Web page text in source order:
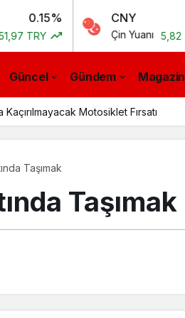
CNY 0.19%
Çin Yuanı 5,82 TRY
Güncel Gündem Magazin
Kaçırılmayacak Motosiklet Fırsatı
Taşımak​
Taşımak​